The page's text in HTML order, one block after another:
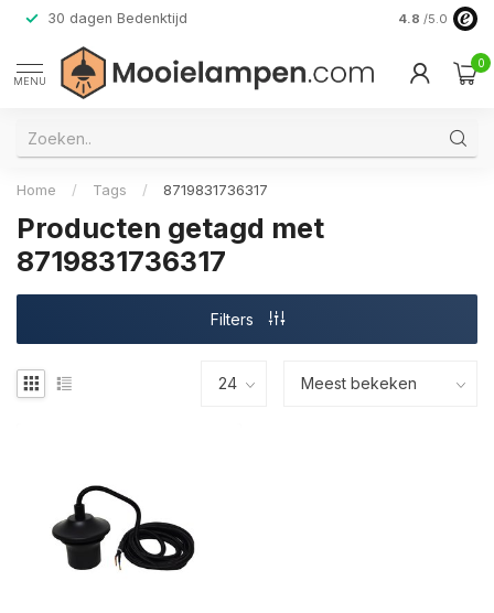
30 dagen Bedenktijd Verzending
4.8 /5.0
MENU
0
Home / Tags / 8719831736317
Producten getagd met
8719831736317
Filters